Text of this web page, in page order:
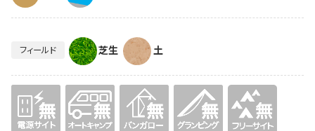
フィールド 芝生 土
無 無